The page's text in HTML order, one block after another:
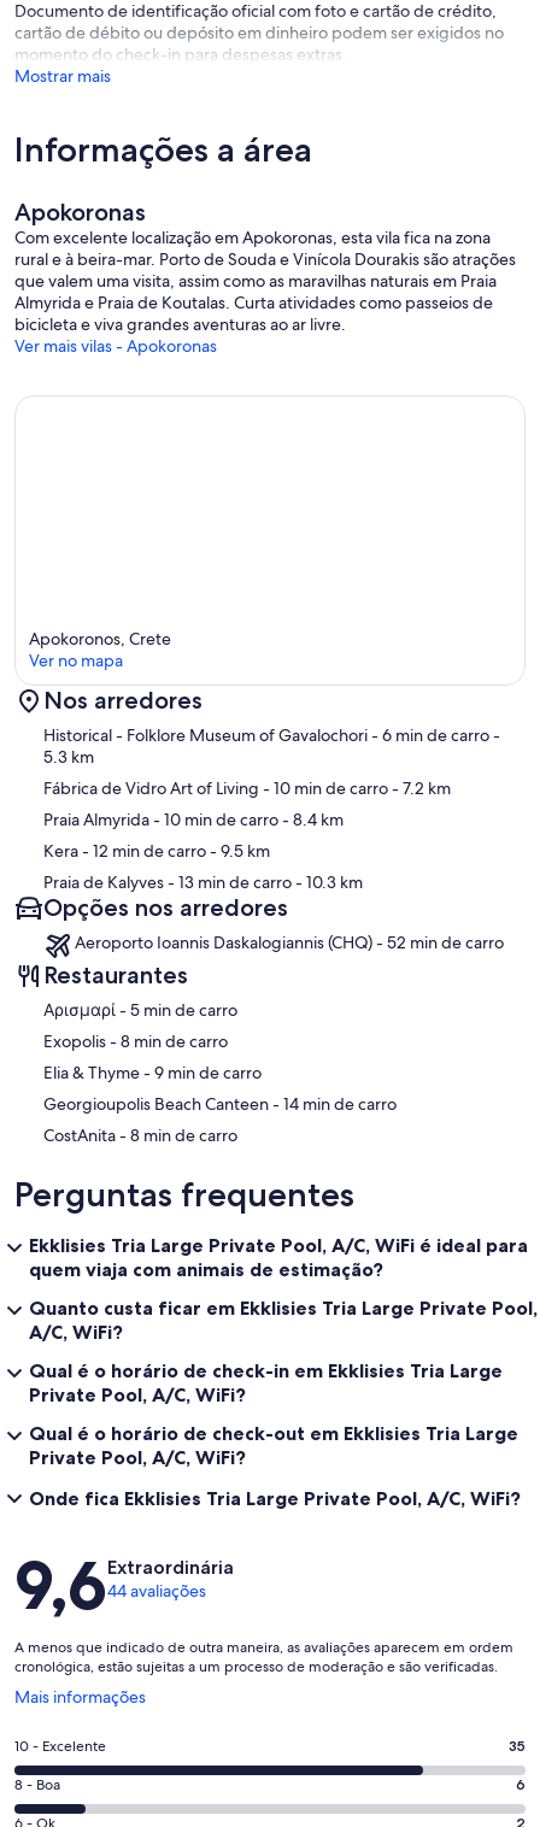
Documento de identificação oficial com foto e cartão de crédito,
cartão de débito ou depósito em dinheiro podem ser exigidos no
momento do check-in para despesas extras.
Mostrar mais
Informações a área
Apokoronas
Com excelente localização em Apokoronas, esta vila fica na zona
rural e à beira-mar. Porto de Souda e Vinícola Dourakis são atrações
que valem uma visita, assim como as maravilhas naturais em Praia
Almyrida e Praia de Koutalas. Curta atividades como passeios de
bicicleta e viva grandes aventuras ao ar livre.
Ver mais vilas - Apokoronas
Mapa
Apokoronos, Crete
Ver no mapa
Nos arredores
Historical - Folklore Museum of Gavalochori- 6 min de carro-
5.3 km
Fábrica de Vidro Art of Living - 10 min de carro- 7.2 km
Praia Almyrida- 10 min de carro- 8.4 km
Kera- 12 min de carro- 9.5 km
Praia de Kalyves- 13 min de carro- 10.3 km
Opções nos arredores
Aeroporto Ioannis Daskalogiannis (CHQ) - 52 min de carro
Restaurantes
‪Αρισμαρί - ‬5 min de carro
‪Exopolis - ‬8 min de carro
‪Elia & Thyme - ‬9 min de carro
‪Georgioupolis Beach Canteen - ‬14 min de carro
‪CostAnita - ‬8 min de carro
Perguntas frequentes
Ekklisies Tria Large Private Pool, A/C, WiFi é ideal para
quem viaja com animais de estimação?
Quanto custa ficar em Ekklisies Tria Large Private Pool,
A/C, WiFi?
Qual é o horário de check-in em Ekklisies Tria Large
Private Pool, A/C, WiFi?
Qual é o horário de check-out em Ekklisies Tria Large
Private Pool, A/C, WiFi?
Onde fica Ekklisies Tria Large Private Pool, A/C, WiFi?
Avaliações
9,6Extraordinária
44 avaliações
A menos que indicado de outra maneira, as avaliações aparecem em ordem
cronológica, estão sujeitas a um processo de moderação e são verificadas.
Mais informações
Abre
uma
nova
janela
Nota
10
-
10 - Excelente 35
Nota
8
8 - Boa 6
2